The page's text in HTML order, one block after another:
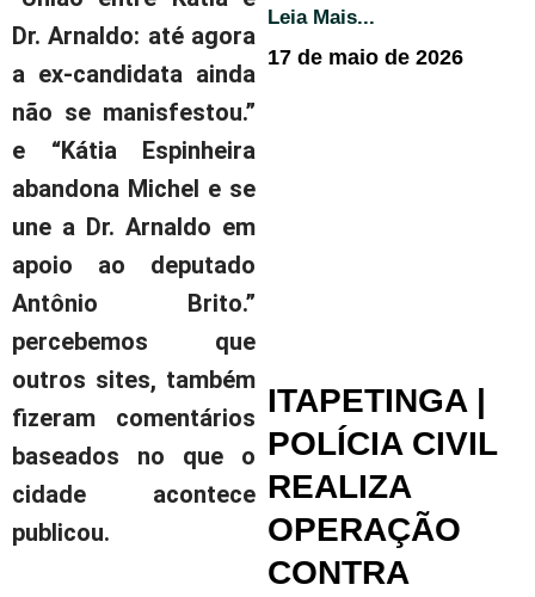
Dr. Arnaldo: até agora
a ex-candidata ainda
não se manisfestou.”
e “Kátia Espinheira
abandona Michel e se
une a Dr. Arnaldo em
apoio ao deputado
Antônio Brito.”
percebemos que
outros sites, também
fizeram comentários
baseados no que o
cidade acontece
publicou.
Leia Mais...
17 de maio de 2026
ITAPETINGA |
POLÍCIA CIVIL
REALIZA
OPERAÇÃO
CONTRA